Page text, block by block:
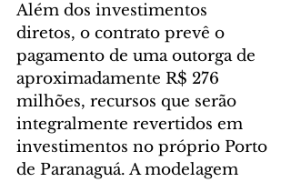
Além dos investimentos
diretos, o contrato prevê o
pagamento de uma outorga de
aproximadamente R$ 276
milhões, recursos que serão
integralmente revertidos em
investimentos no próprio Porto
de Paranaguá. A modelagem